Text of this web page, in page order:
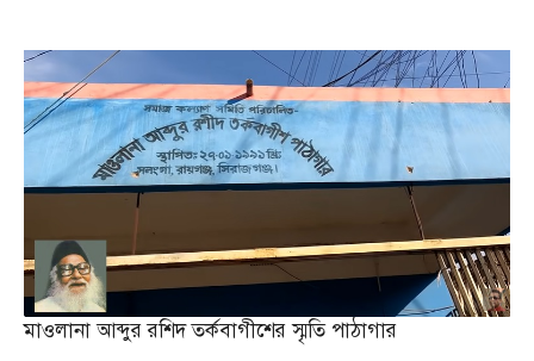
মাওলানা আব্দুর রশিদ তর্কবাগীশের স্মৃতি পাঠাগার